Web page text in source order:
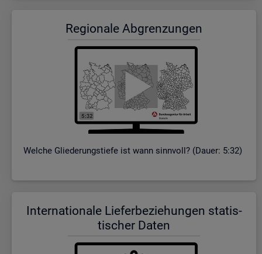
Re­gio­na­le Ab­gren­zun­gen
Wel­che Glie­de­rungs­tie­fe ist wann sinn­voll? (Dauer: 5:32)
In­ter­na­tio­na­le Lie­fer­be­zie­hun­gen sta­tis­
ti­scher Daten